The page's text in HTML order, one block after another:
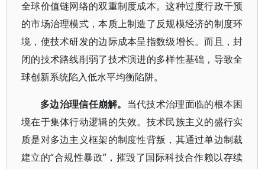
全球价值链网络的双重制度成本。这种过度行政干预
的市场治理模式，本质上制造了反规模经济的制度环
境，使技术研发的边际成本呈指数级增长。而且，封
闭的技术路线削弱了技术演进的多样性基础，导致全
球创新系统陷入低水平均衡陷阱。
多边治理信任崩解。 当代技术治理面临的根本困
境在于集体行动逻辑的失效。技术民族主义的盛行实
质是对多边主义框架的制度性背叛，其通过单边制裁
建立的“合规性暴政”，摧毁了国际科技合作赖以存续